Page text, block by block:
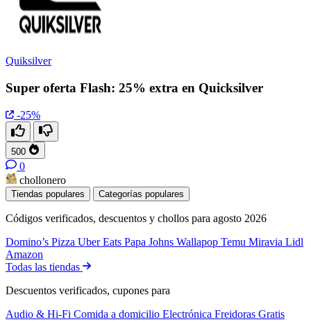
Quiksilver
Super oferta Flash: 25% extra en Quicksilver
-25%
500
0
chollonero
Tiendas populares Categorías populares
Códigos verificados, descuentos y chollos para agosto 2026
Domino’s Pizza Uber Eats Papa Johns Wallapop Temu Miravia Lidl
Amazon
Todas las tiendas
Descuentos verificados, cupones para
Audio & Hi-Fi Comida a domicilio Electrónica Freidoras Gratis